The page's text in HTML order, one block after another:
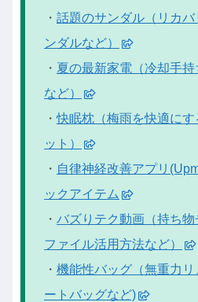
・ 話題のサンダル（リカ
ンダルなど）
・ 夏の最新家電（冷却手
など）
・快眠枕（梅雨を快適に
ット）
・ 自律神経改善アプリ
ックアイテム
・ バズりテク動画（持ち
ファイル活用方法など）
・ 機能性バッグ（無重力リ
ートバッグなど)